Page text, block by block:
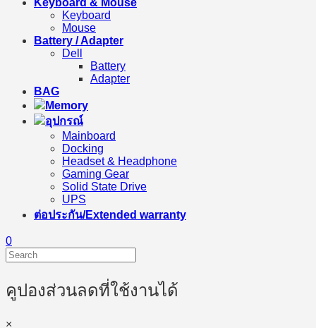
Keyboard & Mouse
Keyboard
Mouse
Battery / Adapter
Dell
Battery
Adapter
BAG
Memory
อุปกรณ์
Mainboard
Docking
Headset & Headphone
Gaming Gear
Solid State Drive
UPS
ต่อประกัน/Extended warranty
0
คูปองส่วนลดที่ใช้งานได้
×